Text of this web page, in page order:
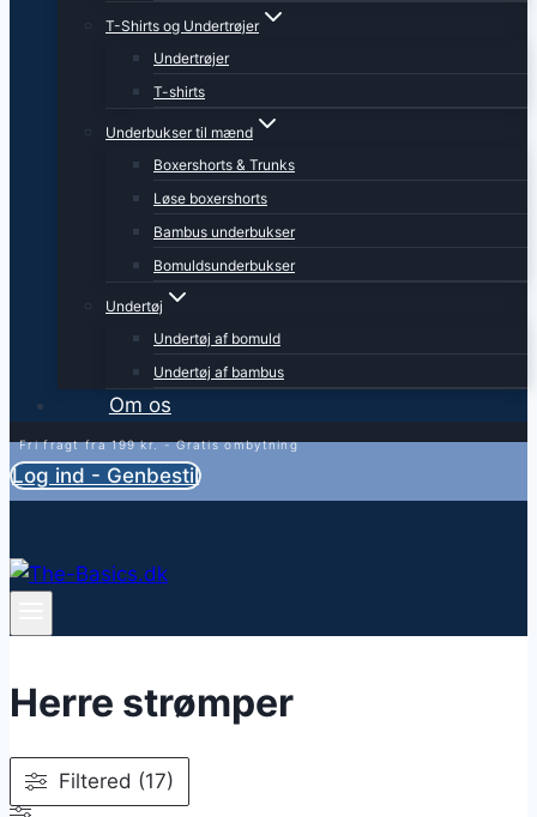
T-Shirts og Undertrøjer
Undertrøjer
T-shirts
Underbukser til mænd
Boxershorts & Trunks
Løse boxershorts
Bambus underbukser
Bomuldsunderbukser
Undertøj
Undertøj af bomuld
Undertøj af bambus
Om os
Fri fragt fra 199 kr. - Gratis ombytning
Log ind - Genbestil
Herre strømper
Filtered (17)